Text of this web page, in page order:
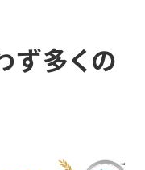
ず多くの